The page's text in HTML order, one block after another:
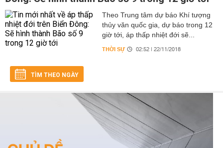
Theo Trung tâm dự báo Khí tượng
thủy văn quốc gia, dự báo trong 12
giờ tới, áp thấp nhiệt đới sẽ...
THỜI SỰ 02:52 | 22/11/2018
TÌM THEO NGÀY